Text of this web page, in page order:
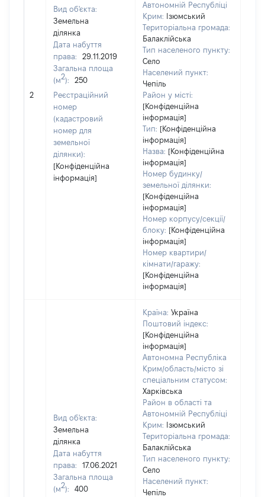
2
Вид об'єкта:
Земельна
ділянка
Дата набуття
права:
29.11.2019
Загальна площа
(м2):
250
Реєстраційний
номер
(кадастровий
номер для
земельної
ділянки):
[Конфіденційна
інформація]
Автономній Республіці
Крим:
Ізюмський
Територіальна громада:
Балаклійська
Тип населеного пункту:
Село
Населений пункт:
Чепіль
Район у місті:
[Конфіденційна
інформація]
Тип: [Конфіденційна
інформація]
Назва: [Конфіденційна
інформація]
Номер будинку/
земельної ділянки:
[Конфіденційна
інформація]
Номер корпусу/секції/
блоку: [Конфіденційна
інформація]
Номер квартири/
кімнати/гаражу:
[Конфіденційна
інформація]
Вид об'єкта:
Земельна
ділянка
Дата набуття
права:
17.06.2021
Загальна площа
(м2):
400
Країна: Україна
Поштовий індекс:
[Конфіденційна
інформація]
Автономна Республіка
Крим/область/місто зі
спеціальним статусом:
Харківська
Район в області та
Автономній Республіці
Крим:
Ізюмський
Територіальна громада:
Балаклійська
Тип населеного пункту:
Село
Населений пункт:
Чепіль